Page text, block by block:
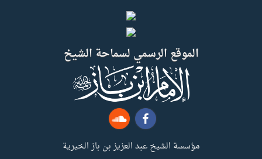
الموقع الرسمي لسماحة الشيخ
مؤسسة الشيخ عبد العزيز بن باز الخيرية